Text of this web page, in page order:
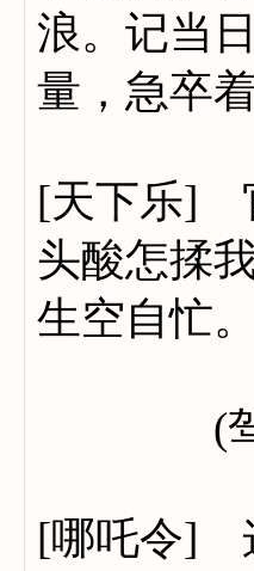
浪。记当
量，急卒
[天下乐]
头酸怎揉
生空自忙。
(驾云)
[哪吒令]